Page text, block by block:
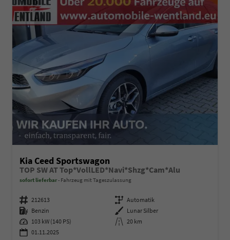
Kia Ceed Sportswagon
TOP SW AT Top*VollLED*Navi*Shzg*Cam*Alu
sofort lieferbar Fahrzeug mit Tageszulassung
Fahrzeugnummer 212613 Getriebe Automatik
Kraftstoff Benzin Außenfarbe Lunar Silber
Leistung 103 kW (140 PS) Kilometerstand 20 km
01.11.2025